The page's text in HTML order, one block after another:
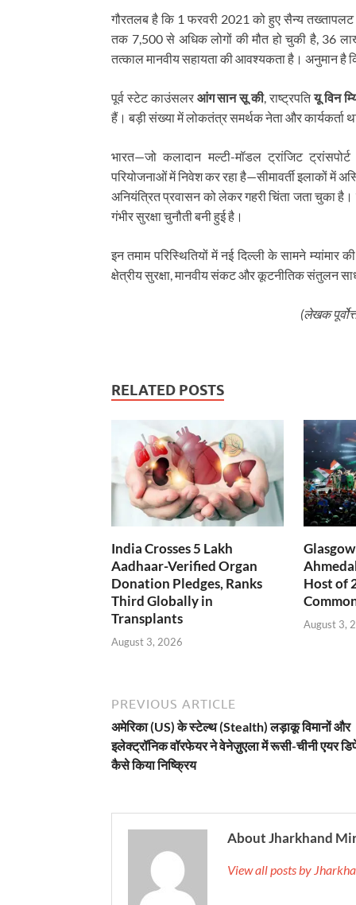
गौरतलब है कि 1 फरवरी 2021 को हुए सैन्य तख्तापलट
तक 7,500 से अधिक लोगों की मौत हो चुकी है, 36
तत्काल मानवीय सहायता की आवश्यकता है। अनुमान है
पूर्व स्टेट काउंसलर आंग सान सू की, राष्ट्रपतियू विन
हैं। बड़ी संख्या में लोकतंत्र समर्थक नेता और कार्यकर्ता
भारत—जो कलादान मल्टी-मॉडल ट्रांजिट
परियोजनाओं में निवेश कर रहा है—सीमावर्ती इलाकों में
अनियंत्रित प्रवासन को लेकर गहरी चिंता जता चुका
गंभीर सुरक्षा चुनौती बनी हुई है।
इन तमाम परिस्थितियों में नई दिल्ली के सामने
क्षेत्रीय सुरक्षा, मानवीय संकट और कूटनीतिक संतुलन
(लेखक
RELATED POSTS
India Crosses 5 Lakh
Aadhaar-Verified Organ
Donation Pledges, Ranks
Third Globally in
Transplants
August 3, 2026
Host of
August 3,
PREVIOUS ARTICLE
अमेरिका (US) के स्टेल्थ (Stealth) लड़ाकू विमानों और
इलेक्ट्रॉनिक वॉरफेयर ने वेनेज़ुएला में रूसी-चीनी एयर
कैसे किया निष्क्रिय
About Jharkhand
View all posts by